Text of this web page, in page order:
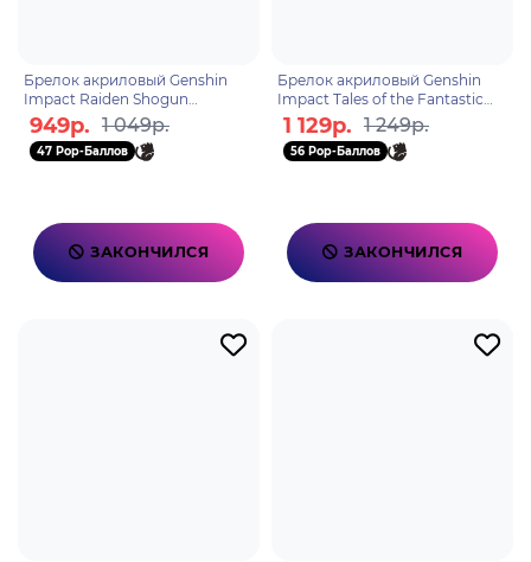
Брелок акриловый Genshin
Impact Raiden Shogun
6942421104124
949р. 1 049р.
47 Pop-Баллов
ЗАКОНЧИЛСЯ
Брелок акриловый Genshin
Impact Tales of the Fantastic
Fontaine Freminet
6942421107439
1 129р. 1 249р.
56 Pop-Баллов
ЗАКОНЧИЛСЯ